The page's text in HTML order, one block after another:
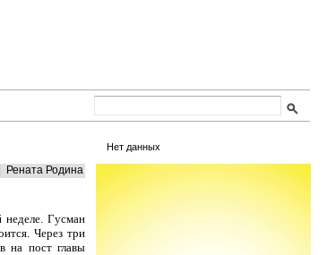
Нет данных
Рената Родина
Гусман
Через три
на пост главы